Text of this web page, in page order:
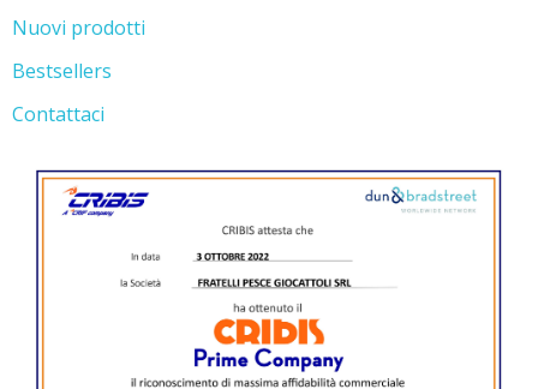
Nuovi prodotti
Bestsellers
Contattaci